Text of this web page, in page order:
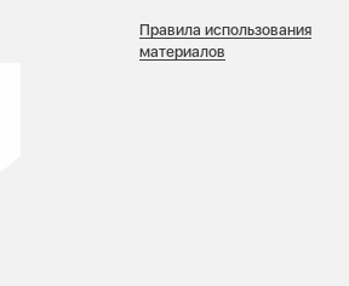
Правила использования
материалов